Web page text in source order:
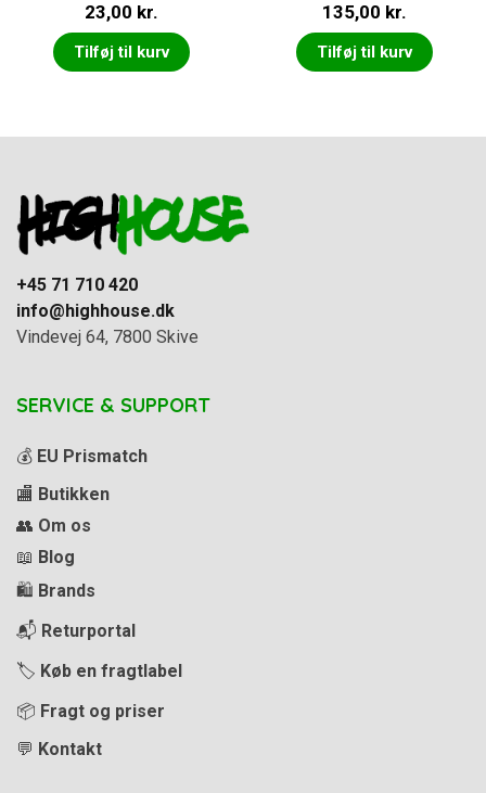
23,00 kr.
Tilføj til kurv
135,00 kr.
Tilføj til kurv
+45 71 710 420
info@highhouse.dk
Vindevej 64, 7800 Skive
SERVICE & SUPPORT
💰 EU Prismatch
🏬 Butikken
👥 Om os
📖 Blog
🛍️ Brands
📬 Returportal
🏷️ Køb en fragtlabel
📦 Fragt og priser
💬 Kontakt